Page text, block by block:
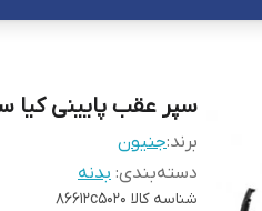
سپر عقب پایینی کیا
برند:جنیون
دسته‌بندی: بدنه
شناسه کالا 86612c5020